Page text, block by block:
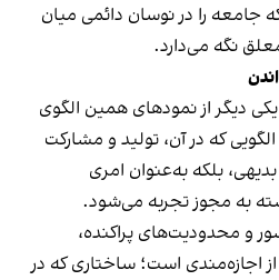
جامعه را در نوسان دائمی میان
نگه می‌دارد.
دیگر از نمودهای همین الگوی
که در آن، تولید و مشارکت
بلکه به‌عنوان امری
به مجوز تجربه می‌شود.
و محدودیت‌های پراکنده،
اجازه‌مندی است؛ ساختاری که در